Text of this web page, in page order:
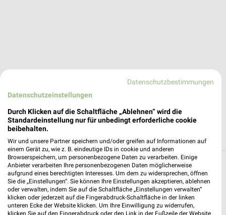
Reisen & Tourismus Angebote und Prospekte
für Albertshofen
4 Prospekte
Datenschutzbestimmungen
Datenschutzeinstellungen
Durch Klicken auf die Schaltfläche „Ablehnen“ wird die
Standardeinstellung nur für unbedingt erforderliche cookie
beibehalten.
Wir und unsere Partner speichern und/oder greifen auf Informationen auf
einem Gerät zu, wie z. B. eindeutige IDs in cookie und anderen
Browserspeichern, um personenbezogene Daten zu verarbeiten. Einige
Anbieter verarbeiten Ihre personenbezogenen Daten möglicherweise
aufgrund eines berechtigten Interesses. Um dem zu widersprechen, öffnen
Sie die „Einstellungen“. Sie können Ihre Einstellungen akzeptieren, ablehnen
oder verwalten, indem Sie auf die Schaltfläche „Einstellungen verwalten“
klicken oder jederzeit auf die Fingerabdruck-Schaltfläche in der linken
unteren Ecke der Website klicken. Um Ihre Einwilligung zu widerrufen,
klicken Sie auf den Fingerabdruck oder den Link in der Fußzeile der Website